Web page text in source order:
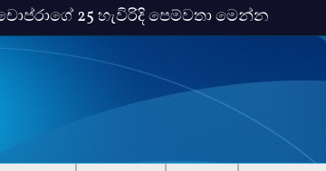
25 හැවිරිදි පෙම්වතා මෙන්න